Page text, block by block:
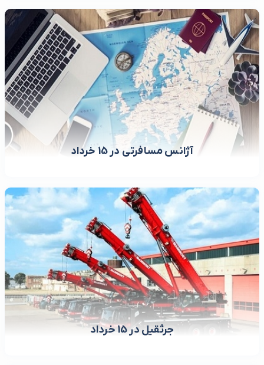
آژانس مسافرتی در 15 خرداد
جرثقیل در 15 خرداد